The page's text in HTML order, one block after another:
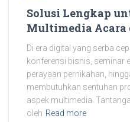
Solusi Lengkap
Multimedia Acara
Di era digital yang serba
konferensi bisnis, seminar
perayaan pernikahan,
membutuhkan sentuhan
aspek multimedia.
oleh Read more